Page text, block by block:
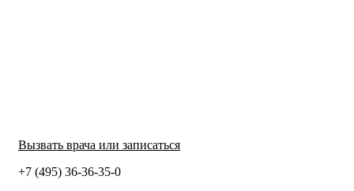
Вызвать врача или записаться
+7 (495) 36-36-35-0